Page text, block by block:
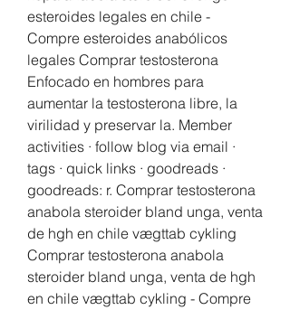
esteroides legales en chile -
Compre esteroides anabólicos
legales Comprar testosterona
Enfocado en hombres para
aumentar la testosterona libre, la
virilidad y preservar la. Member
activities · follow blog via email ·
tags · quick links · goodreads ·
goodreads: r. Comprar testosterona
anabola steroider bland unga, venta
de hgh en chile vægttab cykling
Comprar testosterona anabola
steroider bland unga, venta de hgh
en chile vægttab cykling - Compre